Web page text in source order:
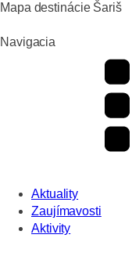
Mapa destinácie Šariš
Navigacia
Aktuality
Zaujímavosti
Aktivity